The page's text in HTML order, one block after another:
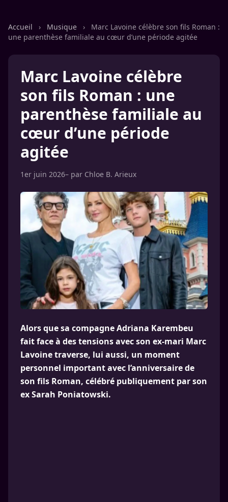
Accueil › Musique ›
Marc Lavoine célèbre son fils Roman :
une parenthèse familiale au cœur d’une période agitée
Marc Lavoine célèbre
son fils Roman : une
parenthèse familiale au
cœur d’une période
agitée
1er juin 2026– par Chloe B. Arieux
Alors que sa compagne Adriana Karembeu
fait face à des tensions avec son ex-mari Marc
Lavoine traverse, lui aussi, un moment
personnel important avec l’anniversaire de
son fils Roman, célébré publiquement par son
ex Sarah Poniatowski.